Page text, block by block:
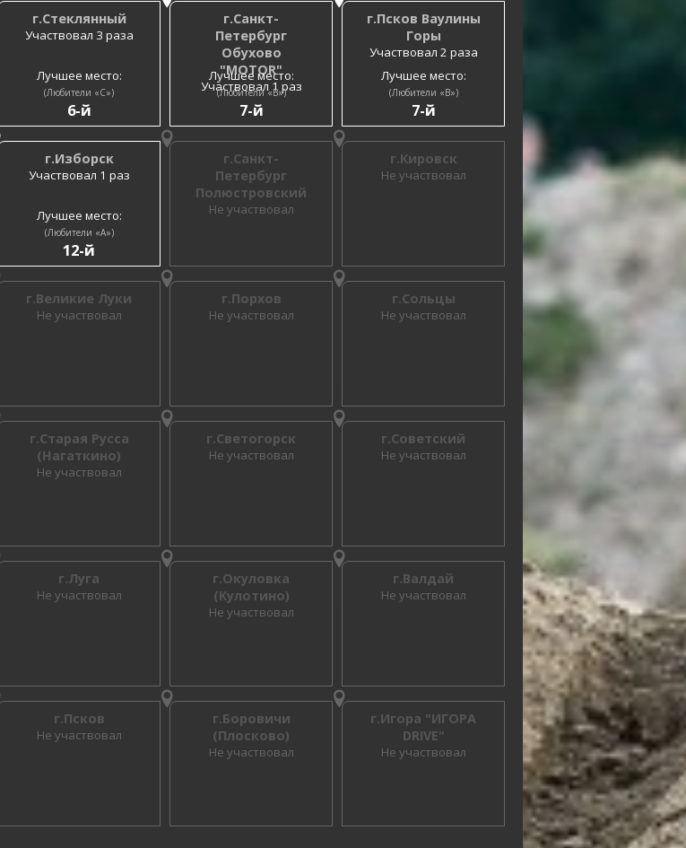
г.Стеклянный
Участвовал 3 раза
Лучшее место:
(Любители «C»)
6-й
г.Санкт-
Петербург
Обухово
"MOTOR"
Участвовал 1 раз
Лучшее место:
(Любители «B»)
7-й
г.Псков Ваулины
Горы
Участвовал 2 раза
Лучшее место:
(Любители «B»)
7-й
г.Изборск
Участвовал 1 раз
Лучшее место:
(Любители «A»)
12-й
г.Санкт-
Петербург
Полюстровский
Не участвовал
г.Кировск
Не участвовал
г.Великие Луки
Не участвовал
г.Порхов
Не участвовал
г.Сольцы
Не участвовал
г.Старая Русса
(Нагаткино)
Не участвовал
г.Светогорск
Не участвовал
г.Советский
Не участвовал
г.Луга
Не участвовал
г.Окуловка
(Кулотино)
Не участвовал
г.Валдай
Не участвовал
г.Псков
Не участвовал
г.Боровичи
(Плосково)
Не участвовал
г.Игора "ИГОРА
DRIVE"
Не участвовал